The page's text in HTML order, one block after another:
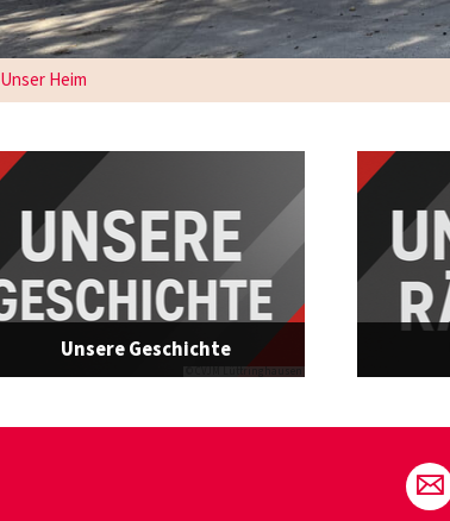
Unser Heim
© CVJM Lüttringhausen
Unsere Geschichte